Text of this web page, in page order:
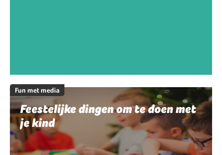
Fun met media
Feestelijke dingen om te doen met
je kind